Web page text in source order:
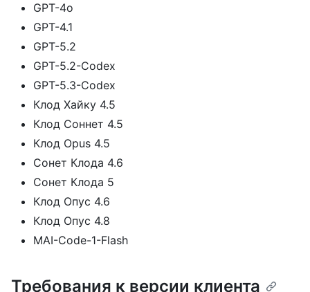
GPT-4o
GPT-4.1
GPT-5.2
GPT-5.2-Codex
GPT-5.3-Codex
Клод Хайку 4.5
Клод Соннет 4.5
Клод Opus 4.5
Сонет Клода 4.6
Сонет Клода 5
Клод Опус 4.6
Клод Опус 4.8
MAI-Code-1-Flash
Требования к версии клиента